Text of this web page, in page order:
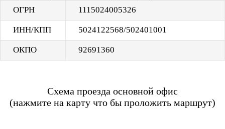
ОГРН
1115024005326
ИНН/КПП 5024122568/502401001
ОКПО 92691360
Схема проезда основной офис
(нажмите на карту что бы проложить маршрут)